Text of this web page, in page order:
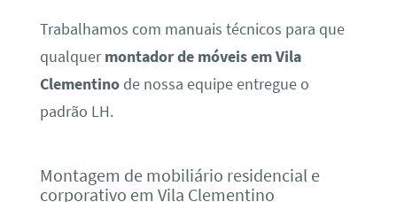
Trabalhamos com manuais técnicos para que
qualquermontador de móveis em Vila
Clementinode nossa equipe entregue o
padrão LH.
Montagem de mobiliário residencial e
corporativo em Vila Clementino